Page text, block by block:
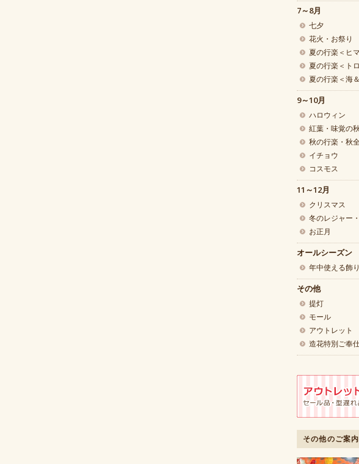
7～8月
七夕
花火・お祭り
夏の行楽＜ヒ
夏の行楽＜ト
夏の行楽＜海
9～10月
ハロウィン
紅葉・味覚の秋
秋の行楽・秋
イチョウ
コスモス
11～12月
クリスマス
冬のレジャー
お正月
オールシーズン
年中使える飾り
その他
提灯
モール
アウトレット
造花特別ご奉
その他のご案内